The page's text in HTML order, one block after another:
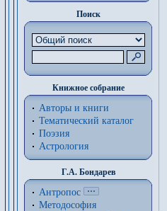
Поиск
Книжное собрание
Авторы и книги
Тематический каталог
Поэзия
Астрология
Г.А. Бондарев
Антропос
Методософия